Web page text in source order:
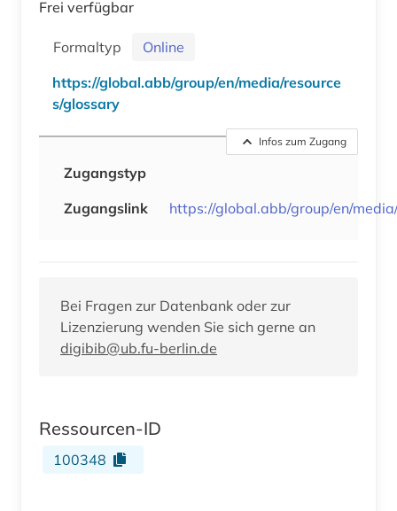
Frei verfügbar
Formaltyp
Online
https://global.abb/group/en/media/resource
s/glossary
Infos zum Zugang
Zugangstyp
Zugangslink
https://global.abb/group/en/
Bei Fragen zur Datenbank oder zur
Lizenzierung wenden Sie sich gerne an
digibib@ub.fu-berlin.de
Ressourcen-ID
100348